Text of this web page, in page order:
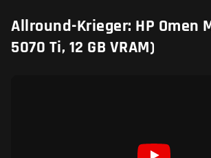
Allround-Krieger: HP Omen
5070 Ti, 12 GB VRAM)